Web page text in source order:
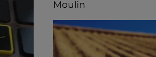
Moulin
les sorties estivales de